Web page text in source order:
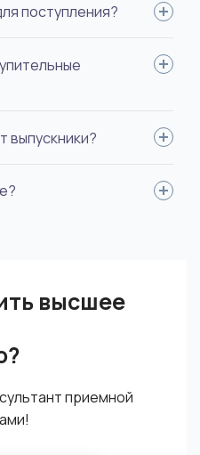
поступления?
об образовании с
фамилии (если вы
для бакалавриата и
магистратуры.
выпускники?
образца.
высшее
приемной